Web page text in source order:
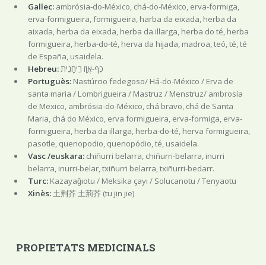
Gallec:ambrósia-do-México, chá-do-México, erva-formiga,
erva-formigueira, formigueira, harba da eixada, herba da
aixada, herba da eixada, herba da illarga, herba do té, herba
formigueira, herba-do-té, herva da hijada, madroa, teó, té, té
de España, usaidela.
Hebreu:כַּף-אֲוָז רֵיחָנִית
Portuguès:Nastúrcio fedegoso/ Há-do-México / Erva de
santa maria / Lombrigueira / Mastruz / Menstruz/ ambrosía
de Mexico, ambrósia-do-México, chá bravo, chá de Santa
Maria, chá do México, erva formigueira, erva-formiga, erva-
formigueira, herba da illarga, herba-do-té, herva formigueira,
pasotle, quenopodio, quenopódio, té, usaidela.
Vasc /euskara:chiñurri belarra, chiñurri-belarra, inurri
belarra, inurri-belar, txiñurri belarra, txiñurri-bedarr.
Turc:Kazayağıotu / Meksika çayı / Solucanotu / Tenyaotu
Xinès:土荆芥 土荊芥 (tu jin jie)
PROPIETATS MEDICINALS